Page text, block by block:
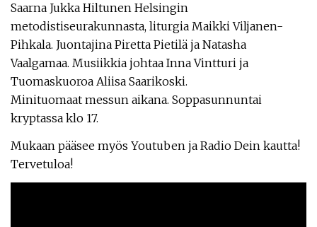
Saarna Jukka Hiltunen Helsingin
metodistiseurakunnasta, liturgia Maikki Viljanen-
Pihkala. Juontajina Piretta Pietilä ja Natasha
Vaalgamaa. Musiikkia johtaa Inna Vintturi ja
Tuomaskuoroa Aliisa Saarikoski.
Minituomaat messun aikana. Soppasunnuntai
kryptassa klo 17.
Mukaan pääsee myös Youtuben ja Radio Dein kautta!
Tervetuloa!